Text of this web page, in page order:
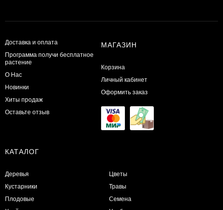
Доставка и оплата
Программа получи бесплатное
растение
О Нас
Новинки
Хиты продаж
Оставьте отзыв
МАГАЗИН
Корзина
Личный кабинет
Оформить заказ
КАТАЛОГ
Деревья
Кустарники
Плодовые
Цветы
Травы
Семена